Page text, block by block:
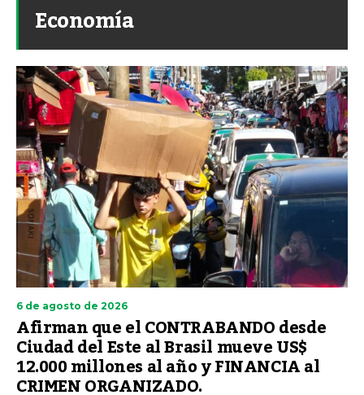
Economía
6 de agosto de 2026
Afirman que el CONTRABANDO desde
Ciudad del Este al Brasil mueve US$
12.000 millones al año y FINANCIA al
CRIMEN ORGANIZADO.